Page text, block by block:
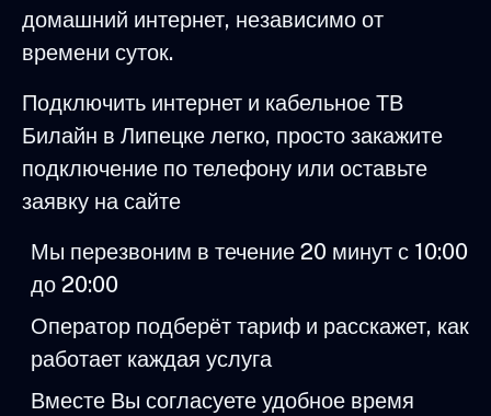
домашний интернет, независимо от
времени суток.
Подключить интернет и кабельное ТВ
Билайн в Липецке легко, просто закажите
подключение по телефону или оставьте
заявку на сайте
Мы перезвоним в течение 20 минут с 10:00
до 20:00
Оператор подберёт тариф и расскажет, как
работает каждая услуга
Вместе Вы согласуете удобное время